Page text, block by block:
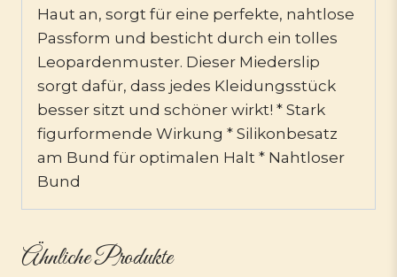
Haut an, sorgt für eine perfekte, nahtlose
Passform und besticht durch ein tolles
Leopardenmuster. Dieser Miederslip
sorgt dafür, dass jedes Kleidungsstück
besser sitzt und schöner wirkt! * Stark
figurformende Wirkung * Silikonbesatz
am Bund für optimalen Halt * Nahtloser
Bund
Ähnliche Produkte